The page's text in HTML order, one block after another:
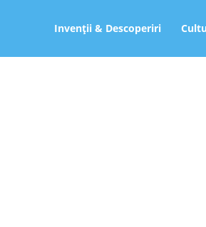
Invenții & Descoperiri